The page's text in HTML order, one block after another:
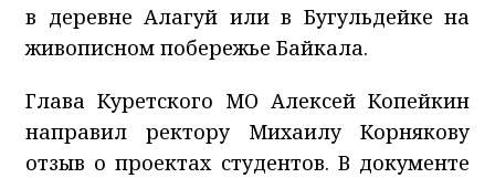
в деревне Алагуй или в Бугульдейке на
живописном побережье Байкала.
Глава Куретского МО Алексей Копейкин
направил ректору Михаилу Корнякову
отзыв о проектах студентов. В документе